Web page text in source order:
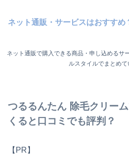
ネット通販・サービスはおすす
ネット通販で購入できる商品・申し込めるサ
ルスタイルでまとめて
つるるんたん 除毛クリー
くると口コミでも評判？
【PR】